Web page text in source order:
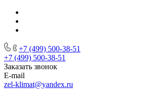
+7 (499) 500-38-51
+7 (499) 500-38-51
Заказать звонок
E-mail
zel-klimat@yandex.ru